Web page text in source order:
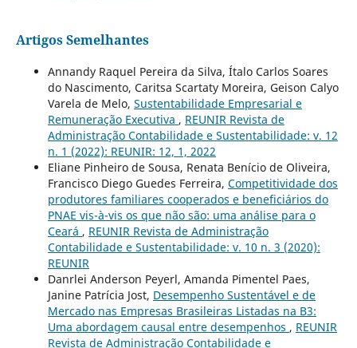
Artigos Semelhantes
Annandy Raquel Pereira da Silva, Ítalo Carlos Soares
do Nascimento, Caritsa Scartaty Moreira, Geison Calyo
Varela de Melo, Sustentabilidade Empresarial e
Remuneração Executiva , REUNIR Revista de
Administração Contabilidade e Sustentabilidade: v. 12
n. 1 (2022): REUNIR: 12, 1, 2022
Eliane Pinheiro de Sousa, Renata Benício de Oliveira,
Francisco Diego Guedes Ferreira, Competitividade dos
produtores familiares cooperados e beneficiários do
PNAE vis-à-vis os que não são: uma análise para o
Ceará , REUNIR Revista de Administração
Contabilidade e Sustentabilidade: v. 10 n. 3 (2020):
REUNIR
Danrlei Anderson Peyerl, Amanda Pimentel Paes,
Janine Patrícia Jost, Desempenho Sustentável e de
Mercado nas Empresas Brasileiras Listadas na B3:
Uma abordagem causal entre desempenhos , REUNIR
Revista de Administração Contabilidade e